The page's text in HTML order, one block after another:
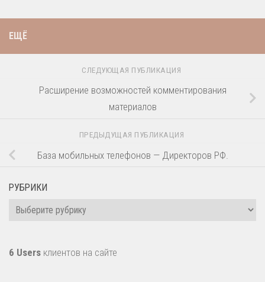
ЕЩЁ
СЛЕДУЮЩАЯ ПУБЛИКАЦИЯ
Расширение возможностей комментирования
материалов
ПРЕДЫДУЩАЯ ПУБЛИКАЦИЯ
База мобильных телефонов — Директоров РФ.
РУБРИКИ
Рубрики
6 Users клиентов на сайте